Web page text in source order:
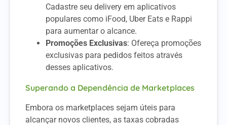
Cadastre seu delivery em aplicativos
populares como iFood, Uber Eats e Rappi
para aumentar o alcance.
Promoções Exclusivas: Ofereça promoções
exclusivas para pedidos feitos através
desses aplicativos.
Superando a Dependência de Marketplaces
Embora os marketplaces sejam úteis para
alcançar novos clientes, as taxas cobradas